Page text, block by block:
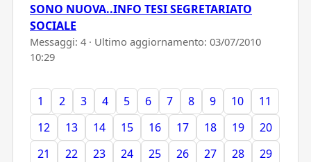
SONO NUOVA..INFO TESI SEGRETARIATO
SOCIALE
Messaggi: 4 · Ultimo aggiornamento: 03/07/2010
10:29
1 2 3 4 5 6 7 8 9 10
11
12
13 14 15 16 17 18 19
20
21
22 23 24 25 26 27 28
29